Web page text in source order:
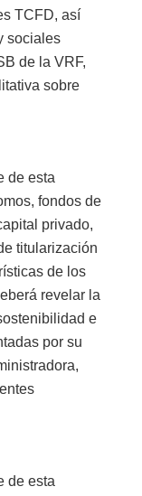
TCFD, así
sociales
de la VRF,
sobre
de esta
fondos de
privado,
titularización
de los
revelar la
e
por su
de esta